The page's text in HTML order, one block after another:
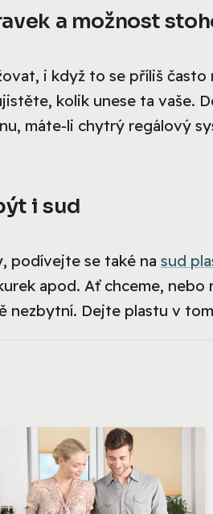
a možnost
i když to se příliš často
kolik unese ta vaše.
máte-li chytrý regálový
i sud
podívejte se také na sud
apod. Ať chceme,
nezbytní. Dejte plastu v